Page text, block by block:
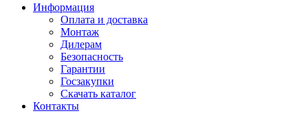
Для детей с ограниченными физическими
возможностями
Информация
Оплата и доставка
Монтаж
Дилерам
Безопасность
Гарантии
Госзакупки
Скачать каталог
Контакты